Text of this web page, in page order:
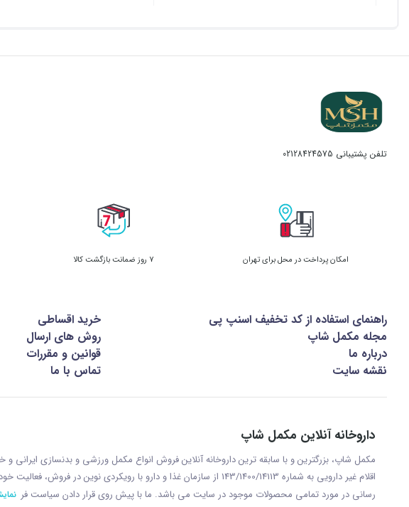
تلفن پشتیبانی 02128424575
امکان پرداخت در محل برای تهران 7 روز ضمانت بازگشت کالا
راهنمای استفاده از کد تخفیف اسنپ پی خرید اقساطی
مجله مکمل شاپ
روش های ارسال
درباره ما
قوانین و مقررات
نقشه سایت
تماس با ما
داروخانه آنلاین مکمل شاپ
مکمل شاپ، بزرگترین و با سابقه ترین داروخانه آنلاین فروش انواع مکمل ورزشی و بدنسازی
اقلام غیر دارویی به شماره 143/1400/14113 از سازمان غذا و دارو با
رسانی در مورد تمامی محصولات موجود در سایت می باشد. ما با پيش روی قرار دادن سياست فر